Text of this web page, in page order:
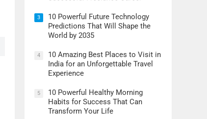
3
10 Powerful Future Technology
Predictions That Will Shape the
World by 2035
4
10 Amazing Best Places to Visit in
India for an Unforgettable Travel
Experience
5
10 Powerful Healthy Morning
Habits for Success That Can
Transform Your Life